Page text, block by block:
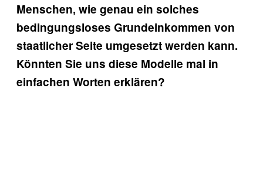
Menschen, wie genau ein solches
bedingungsloses Grundeinkommen von
staatlicher Seite umgesetzt werden kann.
Könnten Sie uns diese Modelle mal in
einfachen Worten erklären?